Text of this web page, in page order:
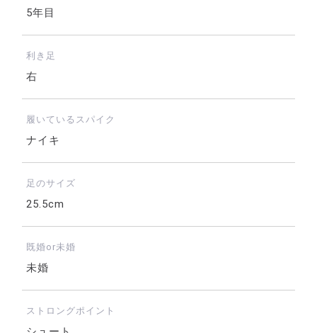
5年目
利き足
右
履いているスパイク
ナイキ
足のサイズ
25.5cm
既婚or未婚
未婚
ストロングポイント